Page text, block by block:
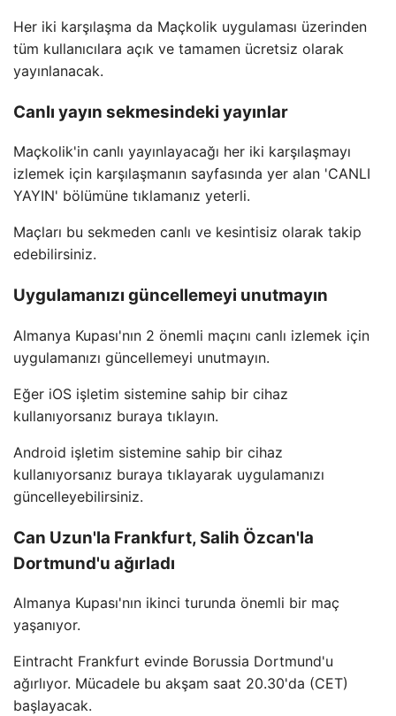
Her iki karşılaşma da Maçkolik uygulaması üzerinden
tüm kullanıcılara açık ve tamamen ücretsiz olarak
yayınlanacak.
Canlı yayın sekmesindeki yayınlar
Maçkolik'in canlı yayınlayacağı her iki karşılaşmayı
izlemek için karşılaşmanın sayfasında yer alan 'CANLI
YAYIN' bölümüne tıklamanız yeterli.
Maçları bu sekmeden canlı ve kesintisiz olarak takip
edebilirsiniz.
Uygulamanızı güncellemeyi unutmayın
Almanya Kupası'nın 2 önemli maçını canlı izlemek için
uygulamanızı güncellemeyi unutmayın.
Eğer iOS işletim sistemine sahip bir cihaz
kullanıyorsanız buraya tıklayın.
Android işletim sistemine sahip bir cihaz
kullanıyorsanız buraya tıklayarak uygulamanızı
güncelleyebilirsiniz.
Can Uzun'la Frankfurt, Salih Özcan'la
Dortmund'u ağırladı
Almanya Kupası'nın ikinci turunda önemli bir maç
yaşanıyor.
Eintracht Frankfurt evinde Borussia Dortmund'u
ağırlıyor. Mücadele bu akşam saat 20.30'da (CET)
başlayacak.